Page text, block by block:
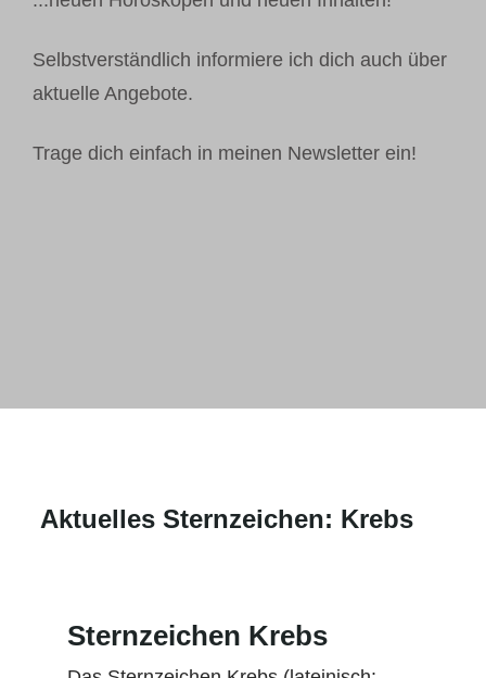
Selbstverständlich informiere ich dich auch über
aktuelle Angebote.
Trage dich einfach in meinen Newsletter ein!
Aktuelles Sternzeichen: Krebs
Sternzeichen Krebs